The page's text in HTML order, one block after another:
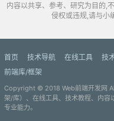
内容以共享、参考、研究为目的,
侵权或违规,请与小
首页 技术导航 在线工具 技
前端库/框架